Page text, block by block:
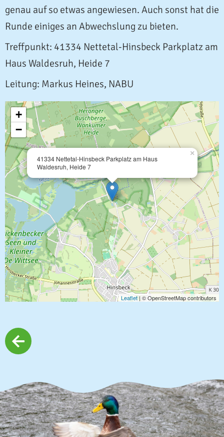
genau auf so etwas angewiesen. Auch sonst hat die
Runde einiges an Abwechslung zu bieten.
Treffpunkt: 41334 Nettetal-Hinsbeck Parkplatz am
Haus Waldesruh, Heide 7
Leitung: Markus Heines, NABU
41334 Nettetal-Hinsbeck Parkplatz am Haus
Waldesruh, Heide 7
×
+
−
Leaflet| © OpenStreetMap contributors